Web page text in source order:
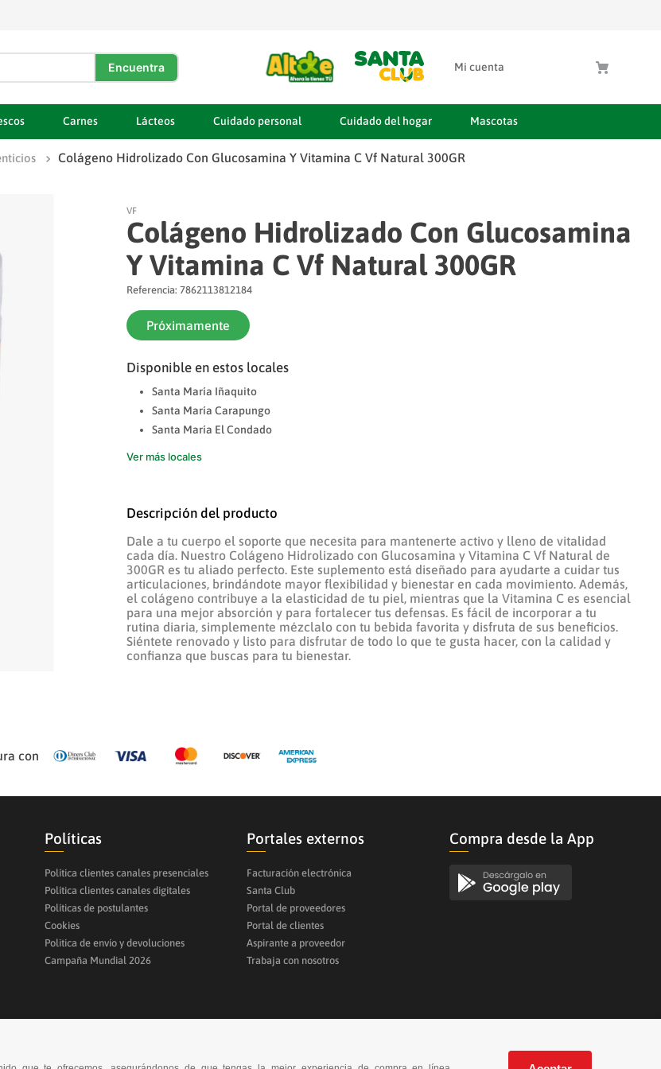
Mi cuenta
Carnes Lácteos Cuidado personal Cuidado del hogar Mascotas
Colágeno Hidrolizado Con Glucosamina Y Vitamina C Vf Natural 300GR
VF
Colágeno Hidrolizado Con Glucosamina
Y Vitamina C Vf Natural 300GR
Referencia: 7862113812184
Próximamente
Disponible en estos locales
Santa María Iñaquito
Santa María Carapungo
Santa María El Condado
Ver más locales
Descripción del producto
Dale a tu cuerpo el soporte que necesita para mantenerte activo y lleno de vitalidad
cada día. Nuestro Colágeno Hidrolizado con Glucosamina y Vitamina C Vf Natural de
300GR es tu aliado perfecto. Este suplemento está diseñado para ayudarte a cuidar tus
articulaciones, brindándote mayor flexibilidad y bienestar en cada movimiento. Además,
el colágeno contribuye a la elasticidad de tu piel, mientras que la Vitamina C es esencial
para una mejor absorción y para fortalecer tus defensas. Es fácil de incorporar a tu
rutina diaria, simplemente mézclalo con tu bebida favorita y disfruta de sus beneficios.
Siéntete renovado y listo para disfrutar de todo lo que te gusta hacer, con la calidad y
confianza que buscas para tu bienestar.
con
Políticas
Política clientes canales presenciales
Política clientes canales digitales
Políticas de postulantes
Cookies
Politica de envío y devoluciones
Campaña Mundial 2026
Portales externos
Facturación electrónica
Santa Club
Portal de proveedores
Portal de clientes
Aspirante a proveedor
Trabaja con nosotros
Compra desde la App